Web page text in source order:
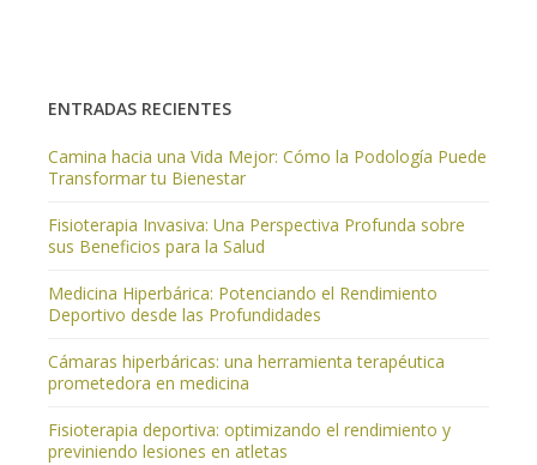
ENTRADAS RECIENTES
Camina hacia una Vida Mejor: Cómo la Podología Puede
Transformar tu Bienestar
Fisioterapia Invasiva: Una Perspectiva Profunda sobre
sus Beneficios para la Salud
Medicina Hiperbárica: Potenciando el Rendimiento
Deportivo desde las Profundidades
Cámaras hiperbáricas: una herramienta terapéutica
prometedora en medicina
Fisioterapia deportiva: optimizando el rendimiento y
previniendo lesiones en atletas